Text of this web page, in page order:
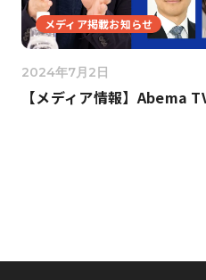
メディア掲載お知らせ
2024年7月2日
【メディア情報】Abema